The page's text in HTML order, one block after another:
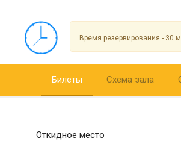
Время резервирования - 30
Билеты Схема зала
Откидное место